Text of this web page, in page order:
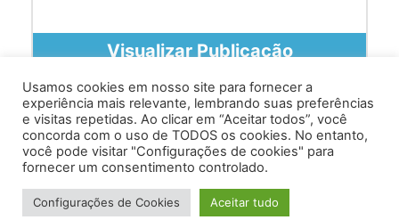
Visualizar Publicação
Av. Prof. Armando Alves da Silva, nº 1950 - Zacarias,
Caratinga - MG - 35302-403 / Tel: (33) 3329 8000
Desenvolvido por VersaTec
Usamos cookies em nosso site para fornecer a
experiência mais relevante, lembrando suas preferências
e visitas repetidas. Ao clicar em “Aceitar todos”, você
concorda com o uso de TODOS os cookies. No entanto,
você pode visitar "Configurações de cookies" para
fornecer um consentimento controlado.
Configurações de Cookies Aceitar tudo